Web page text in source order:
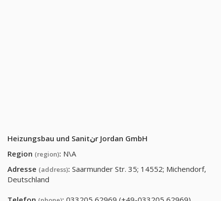
Heizungsbau und Sanitنr Jordan GmbH
Region (region): N\A
Adresse (address): Saarmunder Str. 35; 14552; Michendorf,
Deutschland